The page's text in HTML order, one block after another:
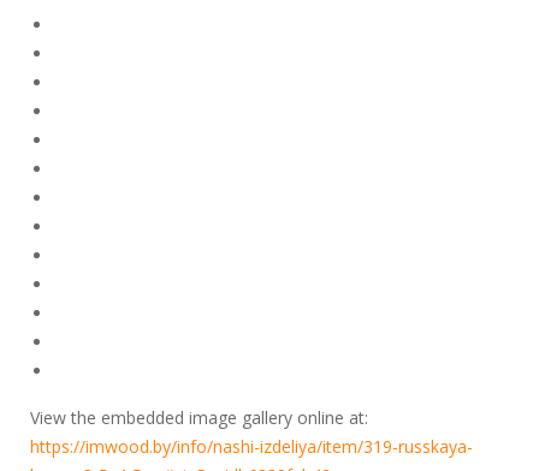
View the embedded image gallery online at:
https://imwood.by/info/nashi-izdeliya/item/319-russkaya-